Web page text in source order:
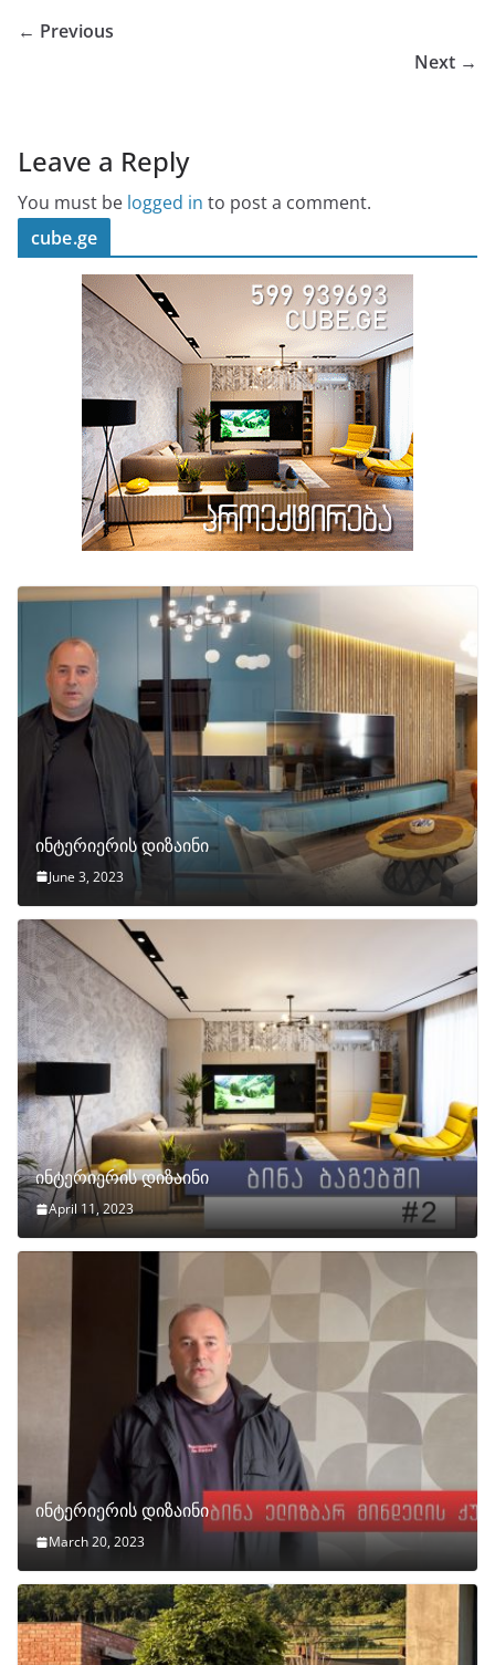
← Previous
Next →
Leave a Reply
You must be logged in to post a comment.
cube.ge
ინტერიერის დიზაინი
June 3, 2023
ინტერიერის დიზაინი
April 11, 2023
ინტერიერის დიზაინი
March 20, 2023